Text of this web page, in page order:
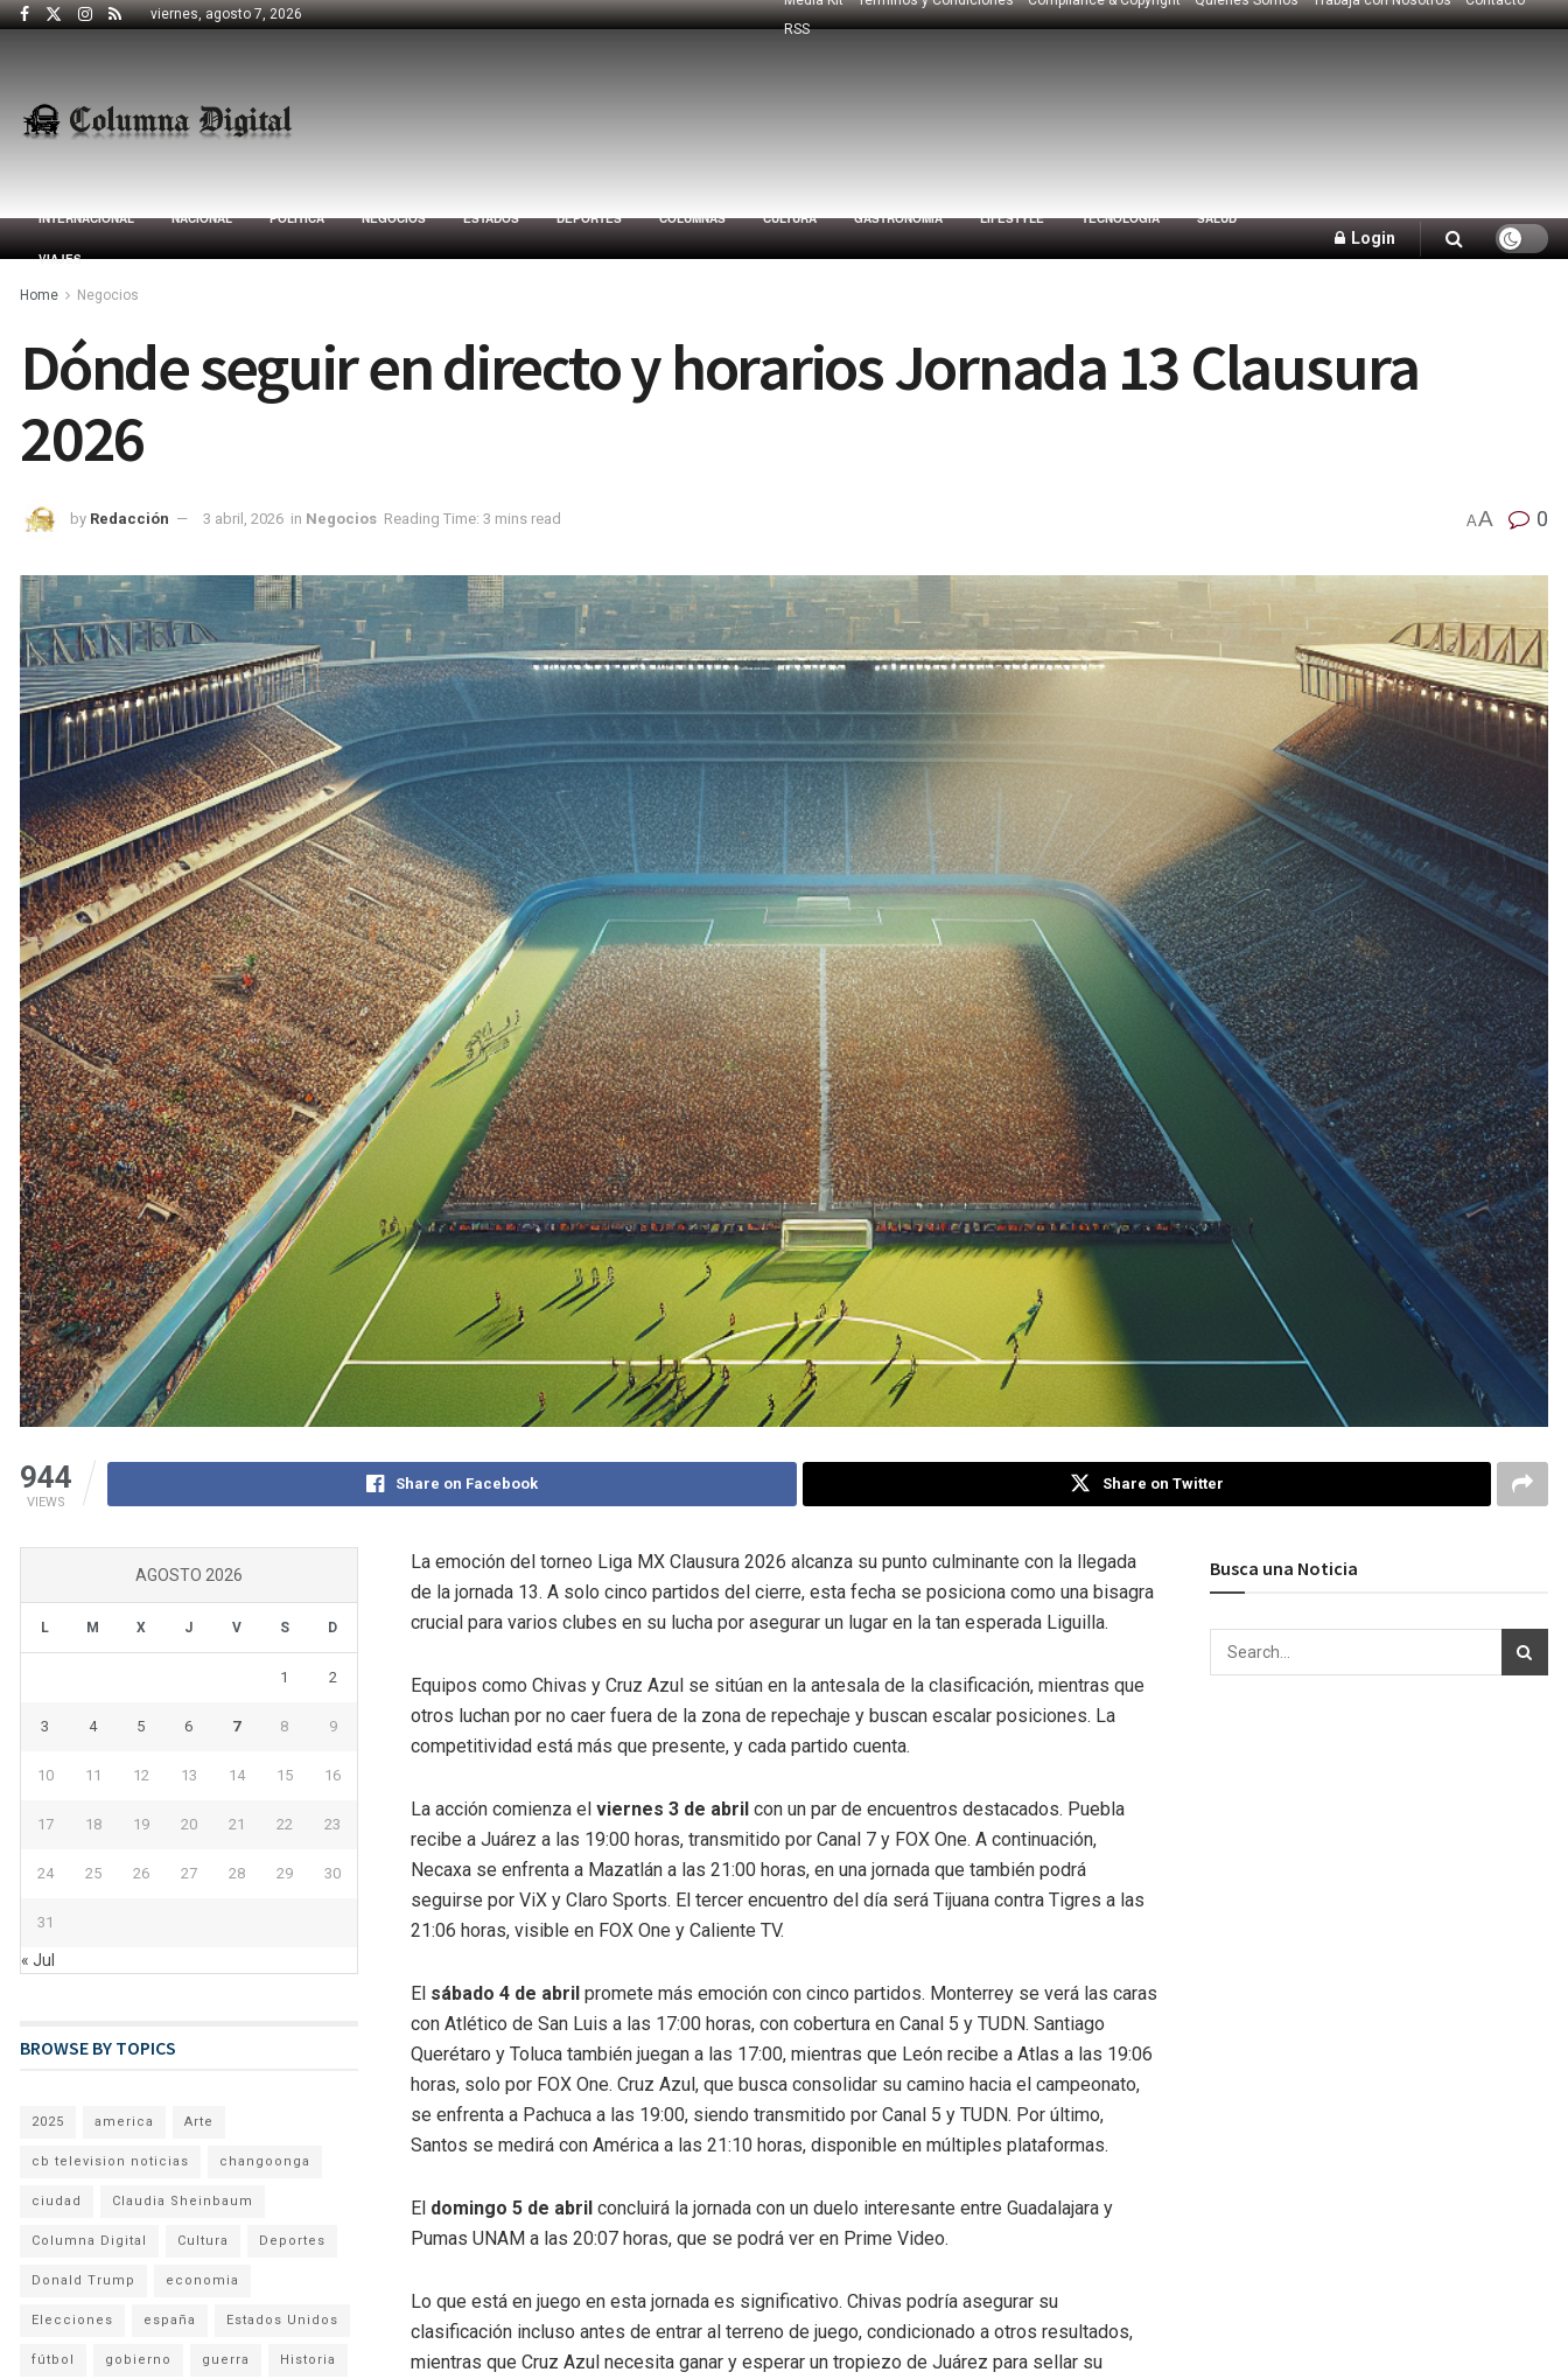
viernes, agosto 7, 2026
RSS
INTERNACIONAL NACIONAL POLÍTICA NEGOCIOS ESTADOS DEPORTES COLUMNAS CULTURA GASTRONOMÍA LIFESTYLE TECNOLOGÍA SALUD
VIAJES
Login
Home Negocios
Dónde seguir en directo y horarios Jornada 13 Clausura
2026
by Redacción 3 abril, 2026 in Negocios Reading Time: 3 mins read AA 0
944
VIEWS
Share on Facebook Share on Twitter
La emoción del torneo Liga MX Clausura 2026 alcanza su punto culminante con la llegada
de la jornada 13. A solo cinco partidos del cierre, esta fecha se posiciona como una bisagra
crucial para varios clubes en su lucha por asegurar un lugar en la tan esperada Liguilla.
Equipos como Chivas y Cruz Azul se sitúan en la antesala de la clasificación, mientras que
otros luchan por no caer fuera de la zona de repechaje y buscan escalar posiciones. La
competitividad está más que presente, y cada partido cuenta.
La acción comienza el viernes 3 de abril con un par de encuentros destacados. Puebla
recibe a Juárez a las 19:00 horas, transmitido por Canal 7 y FOX One. A continuación,
Necaxa se enfrenta a Mazatlán a las 21:00 horas, en una jornada que también podrá
seguirse por ViX y Claro Sports. El tercer encuentro del día será Tijuana contra Tigres a las
21:06 horas, visible en FOX One y Caliente TV.
El sábado 4 de abril promete más emoción con cinco partidos. Monterrey se verá las caras
con Atlético de San Luis a las 17:00 horas, con cobertura en Canal 5 y TUDN. Santiago
Querétaro y Toluca también juegan a las 17:00, mientras que León recibe a Atlas a las 19:06
horas, solo por FOX One. Cruz Azul, que busca consolidar su camino hacia el campeonato,
se enfrenta a Pachuca a las 19:00, siendo transmitido por Canal 5 y TUDN. Por último,
Santos se medirá con América a las 21:10 horas, disponible en múltiples plataformas.
El domingo 5 de abril concluirá la jornada con un duelo interesante entre Guadalajara y
Pumas UNAM a las 20:07 horas, que se podrá ver en Prime Video.
Lo que está en juego en esta jornada es significativo. Chivas podría asegurar su
clasificación incluso antes de entrar al terreno de juego, condicionado a otros resultados,
mientras que Cruz Azul necesita ganar y esperar un tropiezo de Juárez para sellar su
AGOSTO 2026
L M X J V S D
1 2
3 4 5 6 7 8 9
10 11 12 13 14 15 16
17 18 19 20 21 22 23
24 25 26 27 28 29 30
31
« Jul
BROWSE BY TOPICS
2025 america Arte
cb television noticias changoonga
ciudad Claudia Sheinbaum
Columna Digital Cultura Deportes
Donald Trump economia
Elecciones españa Estados Unidos
fútbol gobierno guerra Historia
Busca una Noticia